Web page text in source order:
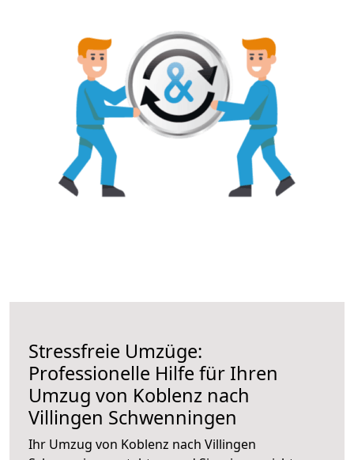
Stressfreie Umzüge:
Professionelle Hilfe für Ihren
Umzug von Koblenz nach
Villingen Schwenningen
Ihr Umzug von Koblenz nach Villingen